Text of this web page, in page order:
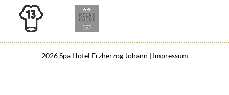
2026 Spa Hotel Erzherzog Johann Impressum